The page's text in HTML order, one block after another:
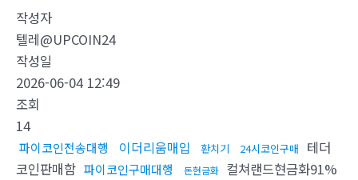
작성자
텔레@UPCOIN24
작성일
2026-06-04 12:49
조회
14
파이코인전송대행 이더리움매입 환치기 24시코인구매
테더
코인판매함 파이코인구매대행 돈현금화 컬쳐랜드현금화91%